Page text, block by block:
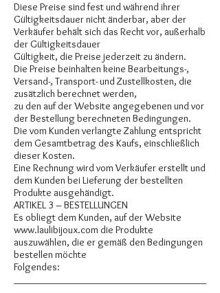
Diese Preise sind fest und während ihrer
Gültigkeitsdauer nicht änderbar, aber der
Verkäufer behält sich das Recht vor, außerhalb
der Gültigkeitsdauer
Gültigkeit, die Preise jederzeit zu ändern.
Die Preise beinhalten keine Bearbeitungs-,
Versand-, Transport- und Zustellkosten, die
zusätzlich berechnet werden,
zu den auf der Website angegebenen und vor
der Bestellung berechneten Bedingungen.
Die vom Kunden verlangte Zahlung entspricht
dem Gesamtbetrag des Kaufs, einschließlich
dieser Kosten.
Eine Rechnung wird vom Verkäufer erstellt und
dem Kunden bei Lieferung der bestellten
Produkte ausgehändigt.
ARTIKEL 3 – BESTELLUNGEN
Es obliegt dem Kunden, auf der Website
www.laulibijoux.com die Produkte
auszuwählen, die er gemäß den Bedingungen
bestellen möchte
Folgendes: